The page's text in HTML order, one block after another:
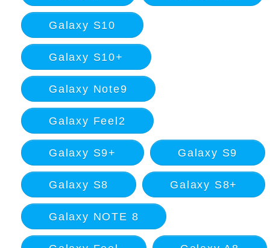
Galaxy S10
Galaxy S10+
Galaxy Note9
Galaxy Feel2
Galaxy S9+ Galaxy S9
Galaxy S8 Galaxy S8+
Galaxy NOTE 8